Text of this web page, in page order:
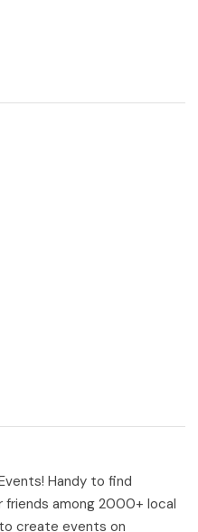
Handy to find
friends among 2000+ local
create events on